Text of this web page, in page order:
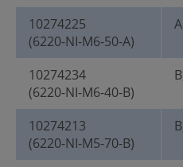
10274225
(6220-NI-M6-50-A)
10274234
(6220-NI-M6-40-B)
10274213
(6220-NI-M5-70-B)